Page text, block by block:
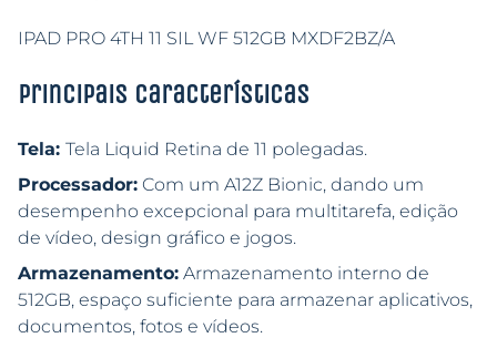
IPAD PRO 4TH 11 SIL WF 512GB MXDF2BZ/A
Principais características
Tela: Tela Liquid Retina de 11 polegadas.
Processador: Com um A12Z Bionic, dando um
desempenho excepcional para multitarefa, edição
de vídeo, design gráfico e jogos.
Armazenamento: Armazenamento interno de
512GB, espaço suficiente para armazenar aplicativos,
documentos, fotos e vídeos.